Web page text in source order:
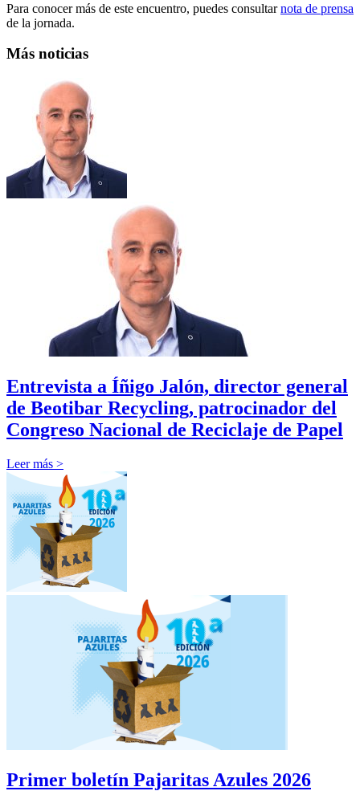
Para conocer más de este encuentro, puedes consultarnota de prensa
de la jornada.
Más noticias
Entrevista a Íñigo Jalón, director general
de Beotibar Recycling, patrocinador del
Congreso Nacional de Reciclaje de Papel
Leer más >
Primer boletín Pajaritas Azules 2026